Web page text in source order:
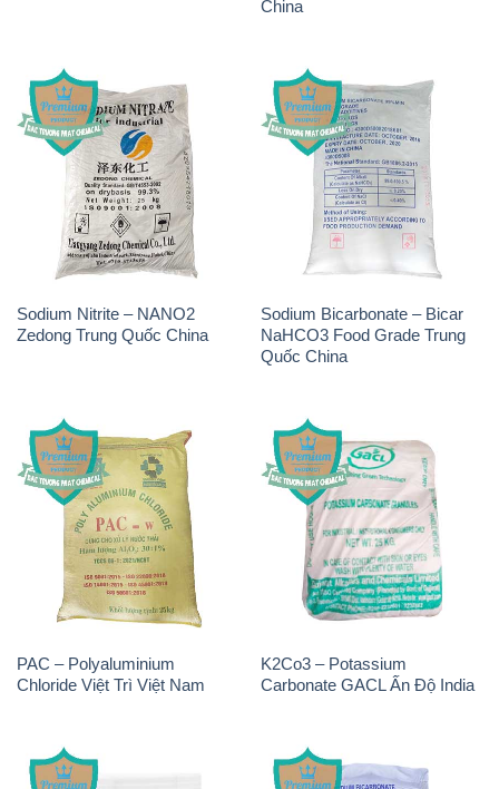
Sodium Nitrite – NANO2
Zedong Trung Quốc China
Sodium Bicarbonate – Bicar
NaHCO3 Food Grade Trung
Quốc China
PAC – Polyaluminium
Chloride Việt Trì Việt Nam
K2Co3 – Potassium
Carbonate GACL Ấn Độ India